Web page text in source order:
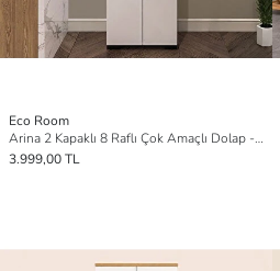
Eco Room
Arina 2 Kapaklı 8 Raflı Çok Amaçlı Dolap - Beyaz
3.999,00 TL